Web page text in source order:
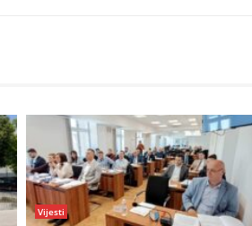
Vijesti